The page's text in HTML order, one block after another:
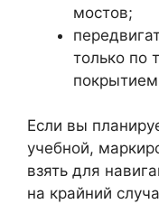
мостов;
только по
Если вы
учебной,
взять для
на крайний